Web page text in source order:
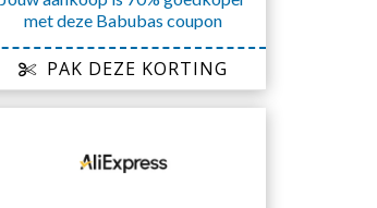
met deze Babubas coupon
PAK DEZE KORTING